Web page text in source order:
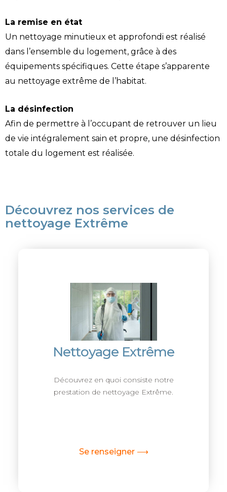
La remise en état
Un nettoyage minutieux et approfondi est réalisé
dans l’ensemble du logement, grâce à des
équipements spécifiques. Cette étape s’apparente
au nettoyage extrême de l’habitat.
La désinfection
Afin de permettre à l’occupant de retrouver un lieu
de vie intégralement sain et propre, une désinfection
totale du logement est réalisée.
Découvrez nos services de
nettoyage Extrême
Nettoyage Extrême
Découvrez en quoi consiste notre
prestation de nettoyage Extrême.
Se renseigner ⟶